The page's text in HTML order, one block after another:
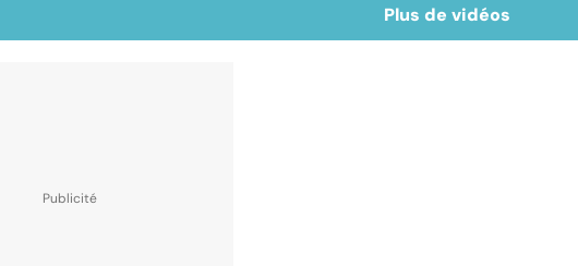
Plus de vidéos